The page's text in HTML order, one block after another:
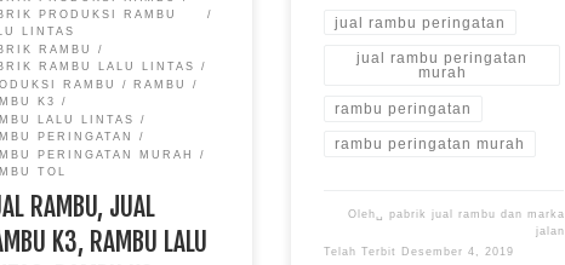
PRODUKSI RAMBU
LINTAS
RAMBU
RAMBU LALU LINTAS
RAMBU
RAMBU
K3
LALU LINTAS
PERINGATAN
PERINGATAN MURAH
TOL
RAMBU, JUAL
K3, RAMBU LALU
jual rambu peringatan
jual rambu peringatan
murah
rambu peringatan
rambu peringatan murah
Oleh␣ pabrik jual rambu dan marka
jalan
Telah Terbit Desember 4, 2019